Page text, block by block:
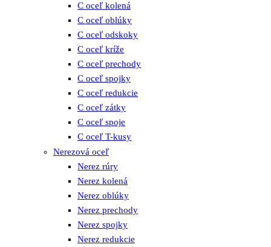
C oceľ kolená
C oceľ oblúky
C oceľ odskoky
C oceľ kríže
C oceľ prechody
C oceľ spojky
C oceľ redukcie
C oceľ zátky
C oceľ spoje
C oceľ T-kusy
Nerezová oceľ
Nerez rúry
Nerez kolená
Nerez oblúky
Nerez prechody
Nerez spojky
Nerez redukcie